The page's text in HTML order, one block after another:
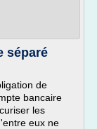
séparé
de
bancaire
les
eux ne